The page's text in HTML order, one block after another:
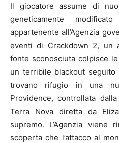
Il giocatore assume di
geneticamente
appartenente all’Agenzia
eventi di Crackdown 2, un
fonte sconosciuta colpisce
un terribile blackout
trovano rifugio in una
Providence, controllata
Terra Nova diretta da
supremo. L’Agenzia
scoperta che l’attacco al